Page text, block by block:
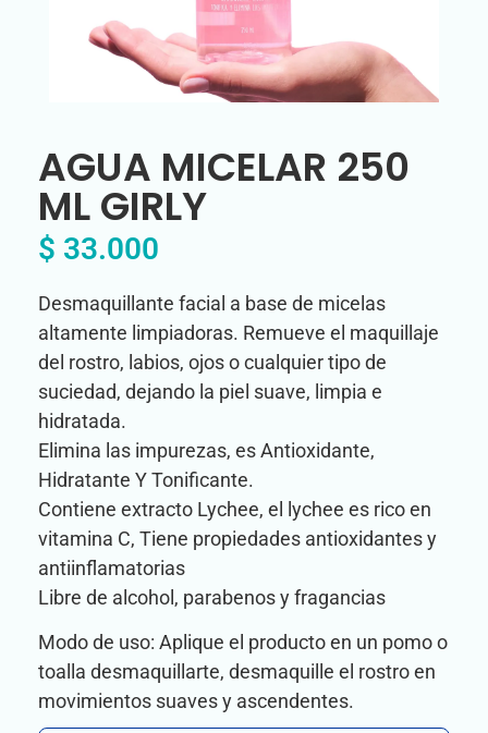
AGUA MICELAR 250
ML GIRLY
$ 33.000
Desmaquillante facial a base de micelas
altamente limpiadoras. Remueve el maquillaje
del rostro, labios, ojos o cualquier tipo de
suciedad, dejando la piel suave, limpia e
hidratada.
Elimina las impurezas, es Antioxidante,
Hidratante Y Tonificante.
Contiene extracto Lychee, el lychee es rico en
vitamina C, Tiene propiedades antioxidantes y
antiinflamatorias
Libre de alcohol, parabenos y fragancias
Modo de uso: Aplique el producto en un pomo o
toalla desmaquillarte, desmaquille el rostro en
movimientos suaves y ascendentes.